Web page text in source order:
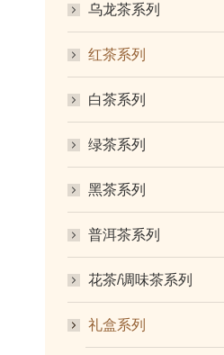
乌龙茶系列
红茶系列
白茶系列
绿茶系列
黑茶系列
普洱茶系列
花茶/调味茶系列
礼盒系列